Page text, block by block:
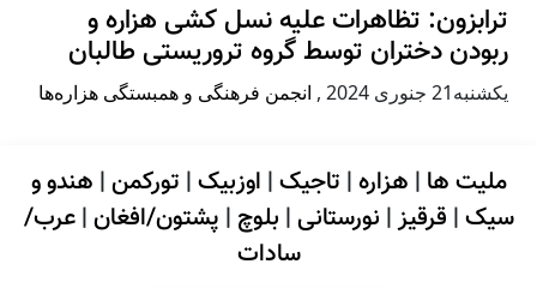
ترابزون: تظاهرات علیه نسل کشی هزاره و
ربودن دختران توسط گروه تروریستی طالبان
يكشنبه21 جنوری 2024 , انجمن فرهنگی و همبستگی هزاره‌ها
ملیت ها | هزاره| تاجیک| اوزبیک| تورکمن| هندو و
سیک| قرقیز| نورستانی| بلوچ | پشتون/افغان|عرب/
سادات